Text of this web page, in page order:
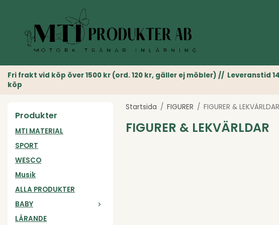
Fri frakt vid köp över 1500 kr (ord. 120 kr, gäller ej möbler) //
köp
Produkter
MTI MATERIAL
SPORT
WESCO
Musik
ALLA PRODUKTER
BABY
LÄRANDE
Startsida / FIGURER / FIGURER & LEKVÄRLDAR
FIGURER & LEKVÄRLDAR